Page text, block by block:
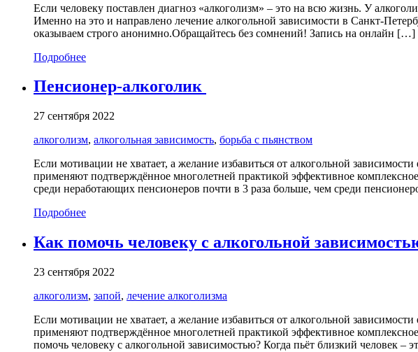
Если человеку поставлен диагноз «алкоголизм» – это на всю жизнь. У
Именно на это и направлено лечение алкогольной зависимости в Санкт-
оказываем строго анонимно.Обращайтесь без сомнений! Запись на онлайн […]
Подробнее
Пенсионер-алкоголик
27 сентября 2022
алкоголизм, алкогольная зависимость, борьба с пьянством
Если мотивации не хватает, а желание избавиться от алкогольной
применяют подтверждённое многолетней практикой эффективное
среди неработающих пенсионеров почти в 3 раза больше, чем среди
Подробнее
Как помочь человеку с алкогольной
23 сентября 2022
алкоголизм, запой, лечение алкоголизма
Если мотивации не хватает, а желание избавиться от алкогольной
применяют подтверждённое многолетней практикой эффективное
помочь человеку с алкогольной зависимостью? Когда пьёт близкий человек –